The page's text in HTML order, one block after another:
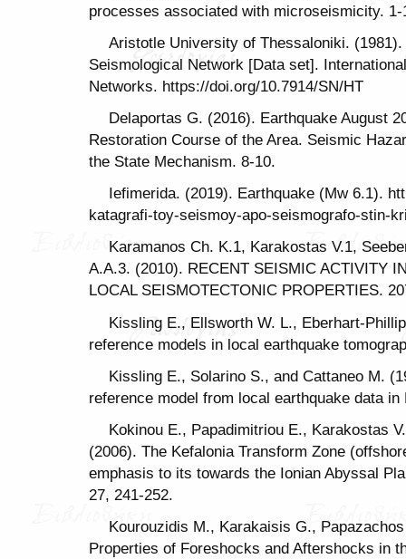
processes associated with microseismicity. 1-
Aristotle University of Thessaloniki.
Seismological Network [Data set].
Networks. https://doi.org/10.7914/SN/HT
Delaportas G. (2016). Earthquake August
Restoration Course of the Area. Seismic
the State Mechanism. 8-10.
Iefimerida. (2019). Earthquake (Mw 6.1).
katagrafi-toy-seismoy-apo-seismografo-stin-
Karamanos Ch. K.1, Karakostas V.1,
A.A.3. (2010). RECENT SEISMIC ACTIVITY
LOCAL SEISMOTECTONIC PROPERTIES.
Kissling E., Ellsworth W. L., Eberhart-
reference models in local earthquake
Kissling E., Solarino S., and Cattaneo M.
reference model from local earthquake data
Kokinou E., Papadimitriou E., Karakostas
(2006). The Kefalonia Transform Zone
emphasis to its towards the Ionian Abyssal
27, 241-252.
Kourouzidis M., Karakaisis G.,
Properties of Foreshocks and Aftershocks in